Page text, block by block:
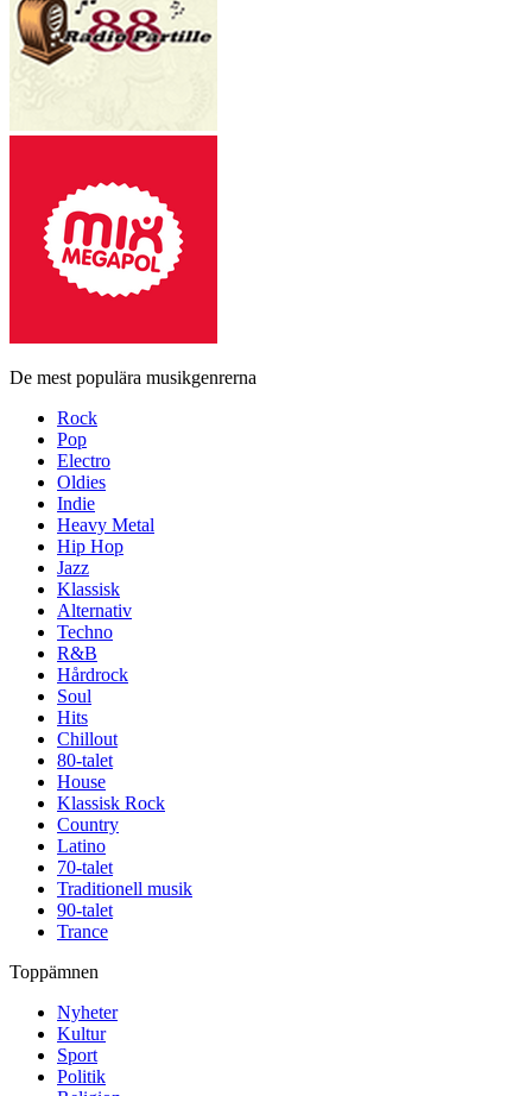
De mest populära musikgenrerna
Rock
Pop
Electro
Oldies
Indie
Heavy Metal
Hip Hop
Jazz
Klassisk
Alternativ
Techno
R&B
Hårdrock
Soul
Hits
Chillout
80-talet
House
Klassisk Rock
Country
Latino
70-talet
Traditionell musik
90-talet
Trance
Toppämnen
Nyheter
Kultur
Sport
Politik